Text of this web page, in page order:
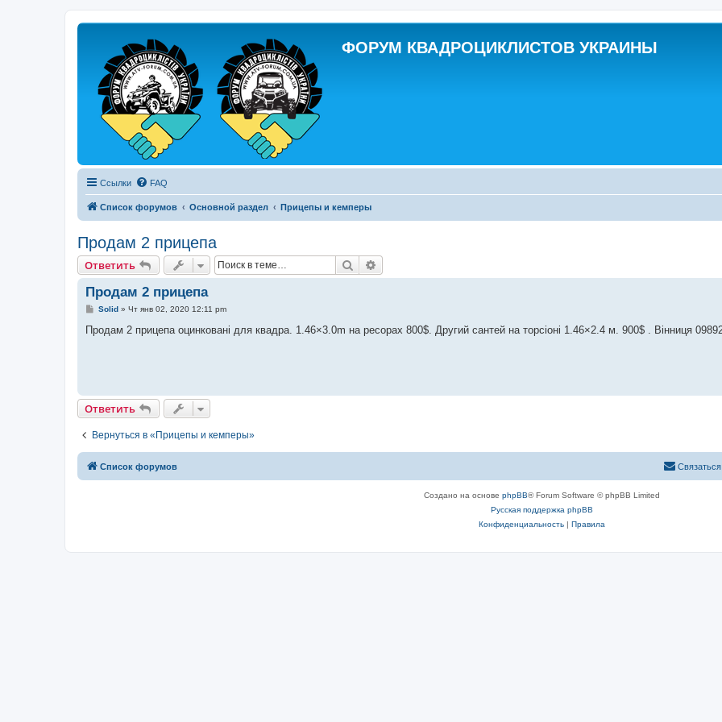
ФОРУМ КВАДРОЦИКЛИСТОВ УКРАИНЫ
Ссылки FAQ
Список форумов Основной раздел Прицепы и кемперы
Продам 2 прицепа
Ответить Поиск
Продам 2 прицепа
С
о
Solid» Чт янв 02, 2020 12:11 pm
Продам 2 прицепа оцинковані для квадра. 1.46×3.0m на ресорах 800$. Другий сантей на торсіоні 1.46×2.4 м. 900$ . Вінниця
Ответить
Вернуться в «Прицепы и кемперы»
Список форумов
Создано на основе phpBB® Forum Software © phpBB Limited
Русская поддержка phpBB
Конфиденциальность| Правила